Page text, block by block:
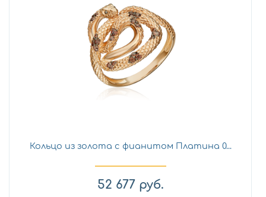
Кольцо из золота с фианитом Платина 0...
52 677 руб.